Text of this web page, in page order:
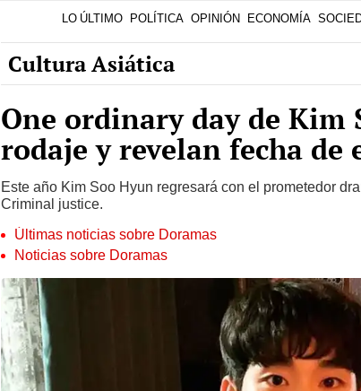
LO ÚLTIMO POLÍTICA OPINIÓN ECONOMÍA
Cultura Asiática
One ordinary day de Kim
rodaje y revelan fecha de
Este año Kim Soo Hyun regresará con el prometedor
Criminal justice.
Últimas noticias sobre Doramas
Noticias sobre Doramas